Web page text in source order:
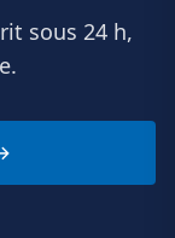
sous 24 h,